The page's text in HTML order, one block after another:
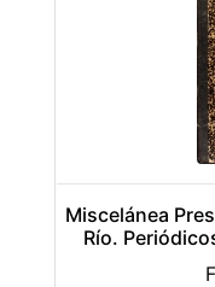
Miscelánea
Río.